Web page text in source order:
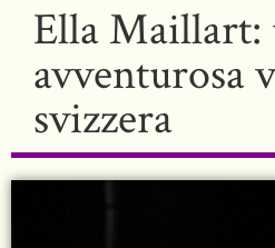
Ella Maillart:
avventurosa
svizzera